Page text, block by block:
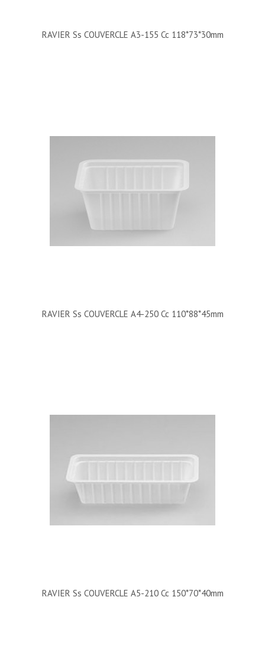
RAVIER Ss COUVERCLE A3-155 Cc 118*73*30mm
RAVIER Ss COUVERCLE A4-250 Cc 110*88*45mm
RAVIER Ss COUVERCLE A5-210 Cc 150*70*40mm